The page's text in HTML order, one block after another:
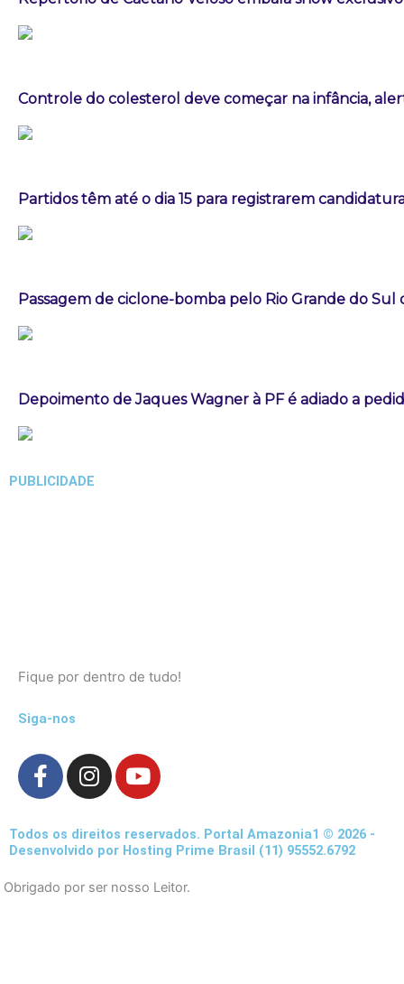
Controle do colesterol deve começar na infância,
Partidos têm até o dia 15 para registrarem
Passagem de ciclone-bomba pelo Rio Grande do
Depoimento de Jaques Wagner à PF é adiado a
PUBLICIDADE
Fique por dentro de tudo!
Siga-nos
F
a
e
b
o
o
I
n
t
a
r
Y
o
t
u
e
Todos os direitos reservados. Portal Amazonia1 © 2026 -
Desenvolvido por Hosting Prime Brasil (11) 95552.6792
Obrigado por ser nosso Leitor.